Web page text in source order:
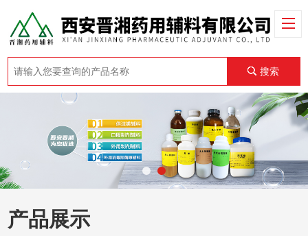
搜索
产品展示